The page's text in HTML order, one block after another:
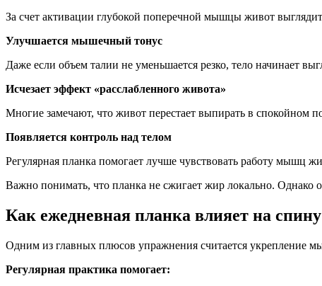
За счет активации глубокой поперечной мышцы живот
Улучшается мышечный тонус
Даже если объем талии не уменьшается резко, тело начинает
Исчезает эффект «расслабленного живота»
Многие замечают, что живот перестает выпирать в спокойном
Появляется контроль над телом
Регулярная планка помогает лучше чувствовать работу мышц
Важно понимать, что планка не сжигает жир локально. Однако
Как ежедневная планка влияет на спину
Одним из главных плюсов упражнения считается укрепление
Регулярная практика помогает: